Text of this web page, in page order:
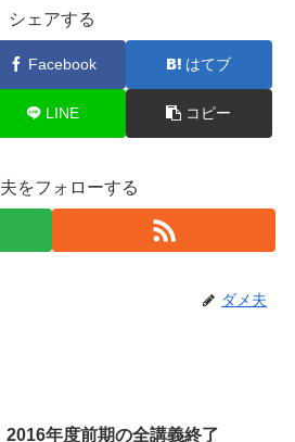
シェアする
Facebook はてブ
LINE コピー
をフォローする
ダメ夫
2016年度前期の全講義終了